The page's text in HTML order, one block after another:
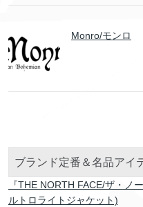
Monro/モンロ
ブランド定番＆名品アイ
『THE NORTH FACE/ザ・ノ
ルトロライトジャケット)